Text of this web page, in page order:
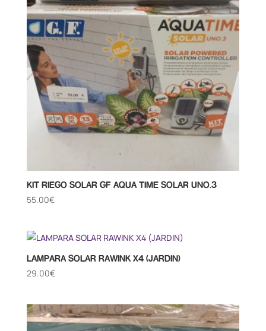
KIT RIEGO SOLAR GF AQUA TIME SOLAR UNO.3
55.00€
LAMPARA SOLAR RAWINK X4 (JARDIN)
29.00€